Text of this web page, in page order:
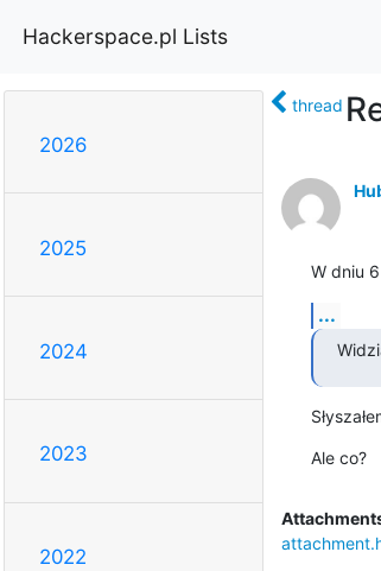
Hackerspace.pl Lists
2026
2025
2024
2023
2022
thread
W dniu
...
Ale co?